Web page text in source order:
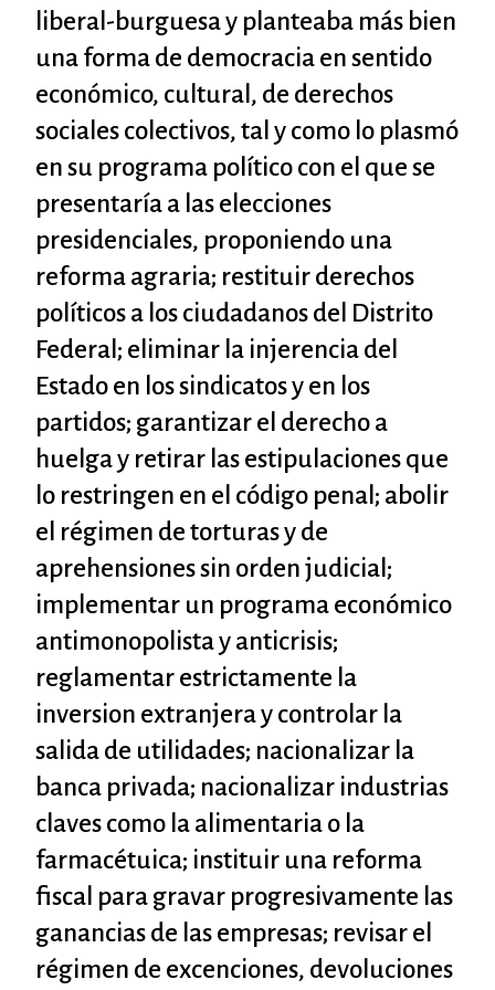
liberal-burguesa y planteaba más bien
una forma de democracia en sentido
económico, cultural, de derechos
sociales colectivos, tal y como lo plasmó
en su programa político con el que se
presentaría a las elecciones
presidenciales, proponiendo una
reforma agraria; restituir derechos
políticos a los ciudadanos del Distrito
Federal; eliminar la injerencia del
Estado en los sindicatos y en los
partidos; garantizar el derecho a
huelga y retirar las estipulaciones que
lo restringen en el código penal; abolir
el régimen de torturas y de
aprehensiones sin orden judicial;
implementar un programa económico
antimonopolista y anticrisis;
reglamentar estrictamente la
inversion extranjera y controlar la
salida de utilidades; nacionalizar la
banca privada; nacionalizar industrias
claves como la alimentaria o la
farmacétuica; instituir una reforma
fiscal para gravar progresivamente las
ganancias de las empresas; revisar el
régimen de excenciones, devoluciones